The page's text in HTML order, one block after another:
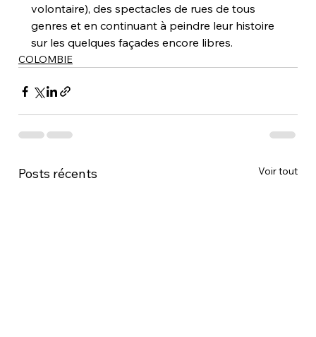
volontaire), des spectacles de rues de tous
genres et en continuant à peindre leur histoire
sur les quelques façades encore libres.
COLOMBIE
Posts récents Voir tout